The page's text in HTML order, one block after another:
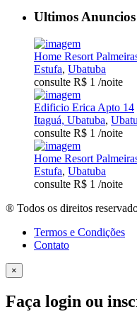
Ultimos Anuncios
Home Resort
Estufa, Ubatuba
consulte R$ 1 /noite
Edificio Erica Apto 14
Itaguá, Ubatuba,
consulte R$ 1 /noite
Home Resort
Estufa, Ubatuba
consulte R$ 1 /noite
® Todos os direitos
Termos e Condições
Contato
×
Faça login ou